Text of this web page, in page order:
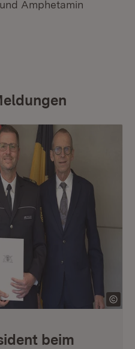
Amphetamin
beim